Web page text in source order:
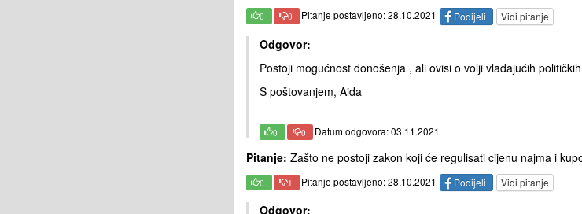
0 0 Pitanje postavljeno: 28.10.2021 Podijeli Vidi pitanje
Odgovor:
Postoji mogućnost donošenja , ali ovisi o volji vladajućih
S poštovanjem, Aida
0 0 Datum odgovora: 03.11.2021
Pitanje: Zašto ne postoji zakon koji će regulisati cijenu najma i
0 1 Pitanje postavljeno: 28.10.2021 Podijeli Vidi pitanje
Odgovor: